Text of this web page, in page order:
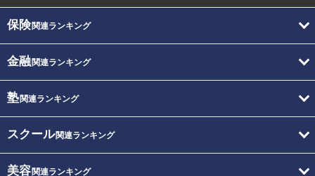
保険関連ランキング
金融関連ランキング
塾関連ランキング
スクール関連ランキング
美容関連ランキング